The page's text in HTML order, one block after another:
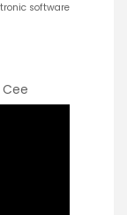
software